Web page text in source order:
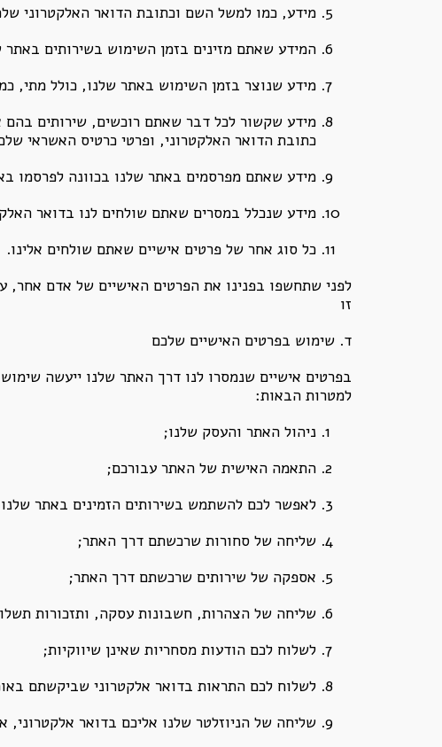
מידע, כמו למשל השם וכתובת הדואר האלקטרוני
המידע שאתם מזינים בזמן השימוש בשירותים באתר
מידע שנוצר בזמן השימוש באתר שלנו, כולל מתי,
מידע שקשור לכל דבר שאתם רוכשים, שירותים
כתובת הדואר האלקטרוני, ופרטי כרטיס האשראי
מידע שאתם מפרסמים באתר שלנו בכוונה לפרסמו
מידע שנכלל במסרים שאתם שולחים לנו בדואר
כל סוג אחר של פרטים אישיים שאתם שולחים אלינו.
לפני שתחשפו בפנינו את הפרטים האישיים של אדם אחר,
זו
ד. שימוש בפרטים האישיים שלכם
בפרטים אישיים שנמסרו לנו דרך האתר שלנו ייעשה
למטרות הבאות:
ניהול האתר והעסק שלנו;
התאמה האישית של האתר עבורכם;
לאפשר לכם להשתמש בשירותים הזמינים באתר
שליחה של סחורות שרכשתם דרך האתר;
אספקה של שירותים שרכשתם דרך האתר;
שליחה של הצהרות, חשבונות עסקה, ותזכורות
לשלוח לכם הודעות מסחריות שאינן שיווקיות;
לשלוח לכם התראות בדואר אלקטרוני שביקשתם
שליחה של הניוזלטר שלנו אליכם בדואר